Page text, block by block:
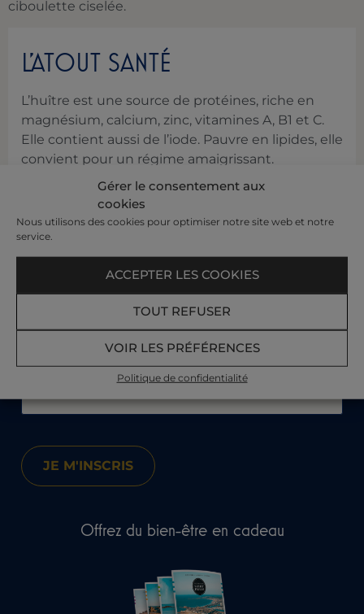
Gérer le consentement aux
cookies
Nous utilisons des cookies pour optimiser notre site web et notre
service.
ACCEPTER LES COOKIES
TOUT REFUSER
VOIR LES PRÉFÉRENCES
Politique de confidentialité
ciboulette ciselée.
L’ATOUT SANTÉ
L’huître est une source de protéines, riche en
magnésium, calcium, zinc, vitamines A, B1 et C.
Elle contient aussi de l’iode. Pauvre en lipides, elle
convient pour un régime amaigrissant.
Retrouvez plus de recettes dans le livre «
diététiques» réalisé par Patrice Dugué et Pascal
Pochon.
Offrez du bien-être en cadeau
Recevez nos offres et actualités par e-mail​
Votre e-mail :